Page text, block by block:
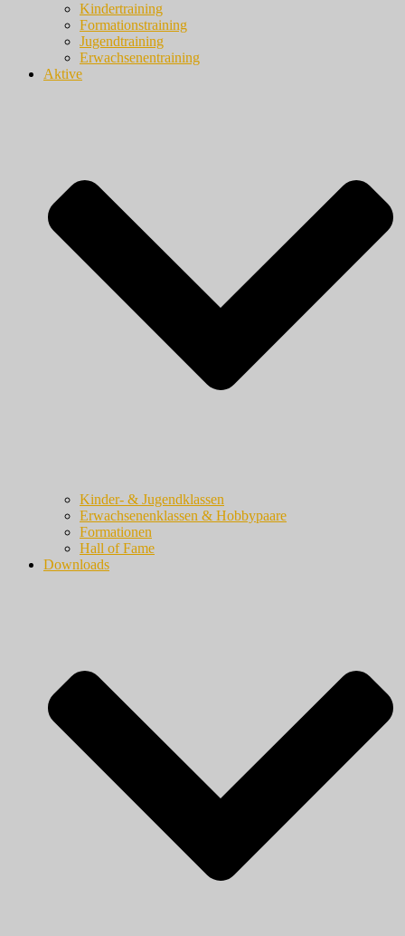
Kindertraining
Formationstraining
Jugendtraining
Erwachsenentraining
Aktive
Kinder- & Jugendklassen
Erwachsenenklassen & Hobbypaare
Formationen
Hall of Fame
Downloads